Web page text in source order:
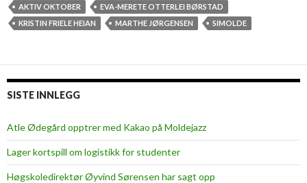
n
g
g
s
AKTIV OKTOBER
EVA-MERETE OTTERLEI BØRSTAD
KRISTIN FRIELE HEIAN
MARTHE JØRGENSEN SIMOLDE
SISTE INNLEGG
Atle Ødegård opptrer med Kakao på Moldejazz
Lager kortspill om logistikk for studenter
Høgskoledirektør Øyvind Sørensen har sagt opp